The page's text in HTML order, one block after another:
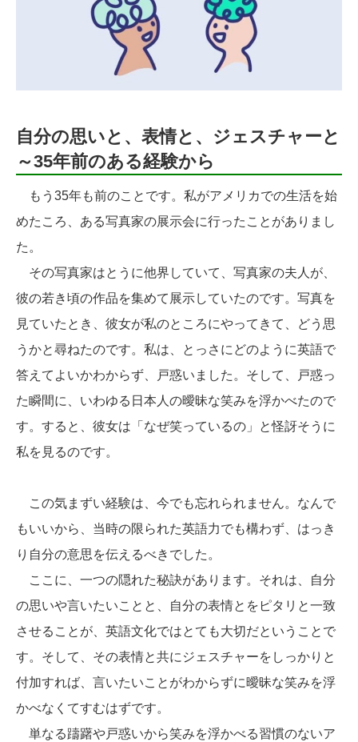
自分の思いと、表情と、ジェスチャーと
～35年前のある経験から
もう35年も前のことです。私がアメリカでの生活を始
めたころ、ある写真家の展示会に行ったことがありまし
た。
その写真家はとうに他界していて、写真家の夫人が、
彼の若き頃の作品を集めて展示していたのです。写真を
見ていたとき、彼女が私のところにやってきて、どう思
うかと尋ねたのです。私は、とっさにどのように英語で
答えてよいかわからず、戸惑いました。そして、戸惑っ
た瞬間に、いわゆる日本人の曖昧な笑みを浮かべたので
す。すると、彼女は「なぜ笑っているの」と怪訝そうに
私を見るのです。
この気まずい経験は、今でも忘れられません。なんで
もいいから、当時の限られた英語力でも構わず、はっき
り自分の意思を伝えるべきでした。
ここに、一つの隠れた秘訣があります。それは、自分
の思いや言いたいことと、自分の表情とをピタリと一致
させることが、英語文化ではとても大切だということで
す。そして、その表情と共にジェスチャーをしっかりと
付加すれば、言いたいことがわからずに曖昧な笑みを浮
かべなくてすむはずです。
単なる躊躇や戸惑いから笑みを浮かべる習慣のないア